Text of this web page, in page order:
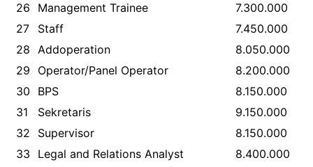
26
Management Trainee
7.300.000
27
Staff
7.450.000
28 Addoperation
8.050.000
29
Operator/Panel Operator
8.200.000
30
BPS
8.150.000
31
Sekretaris
9.150.000
32
Supervisor
8.150.000
33
Legal and Relations Analyst
8.400.000